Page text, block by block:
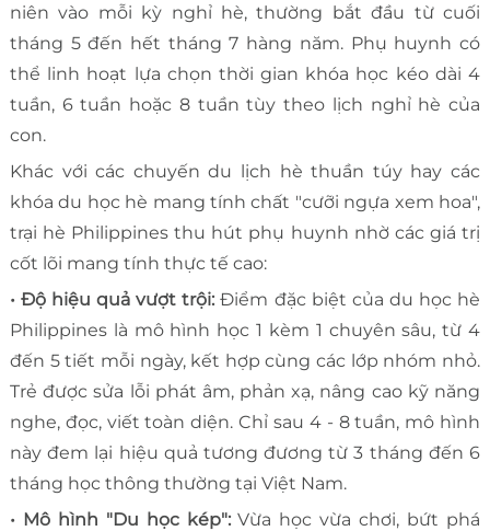
niên vào mỗi kỳ nghỉ hè, thường bắt đầu từ cuối
tháng 5 đến hết tháng 7 hàng năm. Phụ huynh có
thể linh hoạt lựa chọn thời gian khóa học kéo dài 4
tuần, 6 tuần hoặc 8 tuần tùy theo lịch nghỉ hè của
con.
Khác với các chuyến du lịch hè thuần túy hay các
khóa du học hè mang tính chất "cưỡi ngựa xem hoa",
trại hè Philippines thu hút phụ huynh nhờ các giá trị
cốt lõi mang tính thực tế cao:
• Độ hiệu quả vượt trội: Điểm đặc biệt của du học hè
Philippines là mô hình học 1 kèm 1 chuyên sâu, từ 4
đến 5 tiết mỗi ngày, kết hợp cùng các lớp nhóm nhỏ.
Trẻ được sửa lỗi phát âm, phản xạ, nâng cao kỹ năng
nghe, đọc, viết toàn diện. Chỉ sau 4 - 8 tuần, mô hình
này đem lại hiệu quả tương đương từ 3 tháng đến 6
tháng học thông thường tại Việt Nam.
• Mô hình "Du học kép":Vừa học vừa chơi, bứt phá